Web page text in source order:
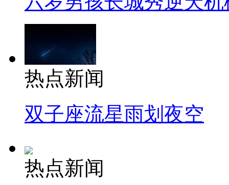
热点新闻
双子座流星雨划夜空
热点新闻